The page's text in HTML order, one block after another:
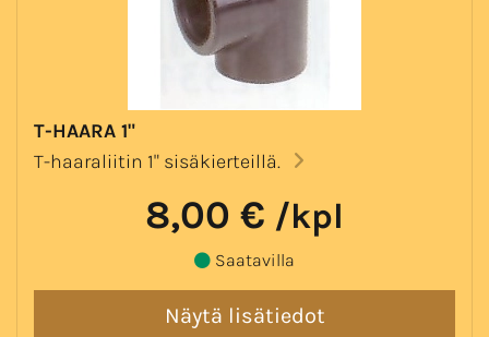
T-HAARA 1"
T-haaraliitin 1" sisäkierteillä.
8,00 € /kpl
Saatavilla